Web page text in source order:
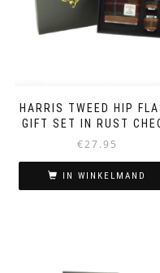
HARRIS TWEED HIP
GIFT SET IN RUST
€27.95
IN WINKELMAND